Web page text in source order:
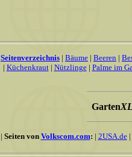
Seitenverzeichnis | Bäume | Beeren |
| Küchenkraut| Nützlinge| Palme im
GartenXL
| Seiten von Volkscom.com: | 2USA.de|